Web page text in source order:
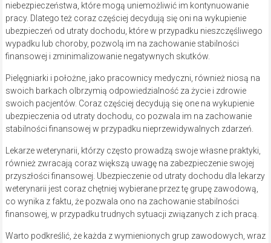
niebezpieczeństwa, które mogą uniemożliwić im kontynuowanie
pracy. Dlatego też coraz częściej decydują się oni na wykupienie
ubezpieczeń od utraty dochodu, które w przypadku nieszczęśliwego
wypadku lub choroby, pozwolą im na zachowanie stabilności
finansowej i zminimalizowanie negatywnych skutków.
Pielęgniarki i położne, jako pracownicy medyczni, również niosą na
swoich barkach olbrzymią odpowiedzialność za życie i zdrowie
swoich pacjentów. Coraz częściej decydują się one na wykupienie
ubezpieczenia od utraty dochodu, co pozwala im na zachowanie
stabilności finansowej w przypadku nieprzewidywalnych zdarzeń.
Lekarze weterynarii, którzy często prowadzą swoje własne praktyki,
również zwracają coraz większą uwagę na zabezpieczenie swojej
przyszłości finansowej. Ubezpieczenie od utraty dochodu dla lekarzy
weterynarii jest coraz chętniej wybierane przez tę grupę zawodową,
co wynika z faktu, że pozwala ono na zachowanie stabilności
finansowej, w przypadku trudnych sytuacji związanych z ich pracą.
Warto podkreślić, że każda z wymienionych grup zawodowych, wraz